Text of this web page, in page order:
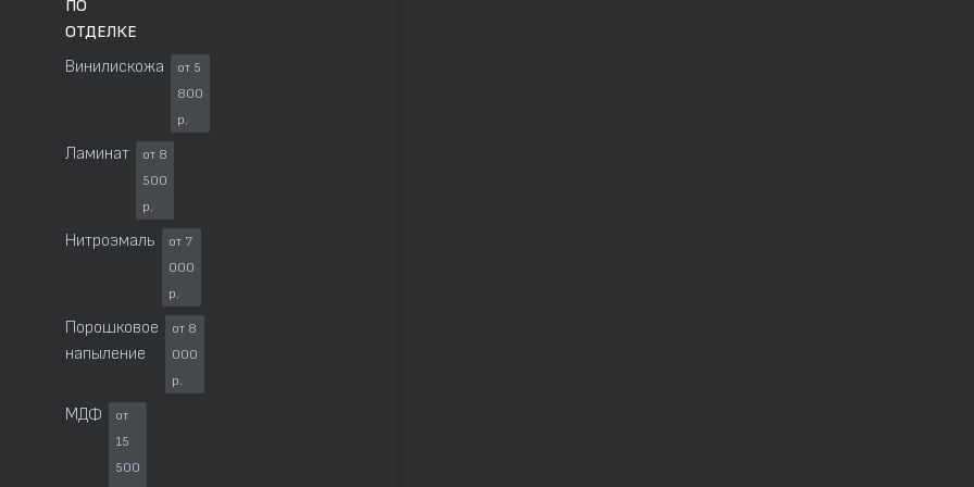
ПО
ОТДЕЛКЕ
Винилискожа
от 5
800
р.
Ламинат
от 8
500
р.
Нитроэмаль
от 7
000
р.
Порошковое
напыление
от 8
000
р.
МДФ
от
15
500